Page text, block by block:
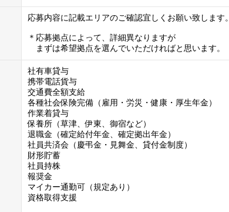
応募内容に記載エリアのご確認宜しくお願い致します。
＊応募拠点によって、詳細異なりますが
まずは希望拠点を選んでいただければと思います。
社有車貸与
携帯電話貨与
交通費全額支給
各種社会保険完備（雇用・労災・健康・厚生年金）
作業着貸与
保養所（草津、伊東、御宿など）
退職金（確定給付年金、確定拠出年金）
社員共済会（慶弔金・見舞金、貸付金制度）
財形貯蓄
社員持株
報奨金
マイカー通勤可（規定あり）
資格取得支援